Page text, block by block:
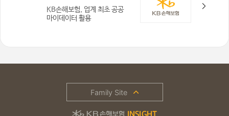
KB손해보험, 업계 최초 공공
마이데이터 활용
Family Site